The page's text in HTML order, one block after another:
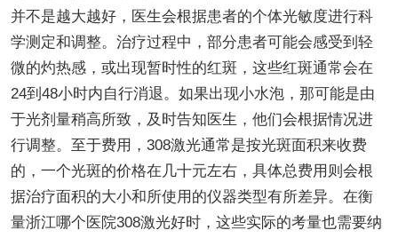
并不是越大越好，医生会根据患者的个体光敏度进行科
学测定和调整。治疗过程中，部分患者可能会感受到轻
微的灼热感，或出现暂时性的红斑，这些红斑通常会在
24到48小时内自行消退。如果出现小水泡，那可能是由
于光剂量稍高所致，及时告知医生，他们会根据情况进
行调整。至于费用，308激光通常是按光斑面积来收费
的，一个光斑的价格在几十元左右，具体总费用则会根
据治疗面积的大小和所使用的仪器类型有所差异。在衡
量浙江哪个医院308激光好时，这些实际的考量也需要纳